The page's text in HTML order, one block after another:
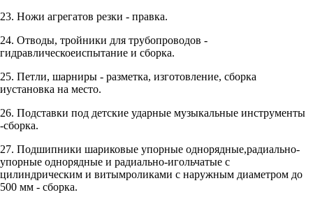
23. Ножи агрегатов резки - правка.
24. Отводы, тройники для трубопроводов -
гидравлическоеиспытание и сборка.
25. Петли, шарниры - разметка, изготовление, сборка
иустановка на место.
26. Подставки под детские ударные музыкальные инструменты
-сборка.
27. Подшипники шариковые упорные однорядные,радиально-
упорные однорядные и радиально-игольчатые с
цилиндрическим и витымроликами с наружным диаметром до
500 мм - сборка.